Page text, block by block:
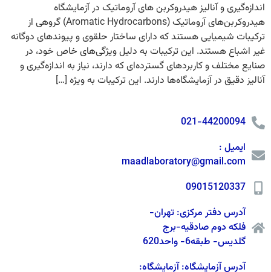
اندازه‌گیری و آنالیز هیدروکربن های آروماتیک در آزمایشگاه
هیدروکربن‌های آروماتیک (Aromatic Hydrocarbons) گروهی از
ترکیبات شیمیایی هستند که دارای ساختار حلقوی و پیوندهای دوگانه
غیر اشباع هستند. این ترکیبات به دلیل ویژگی‌های خاص خود، در
صنایع مختلف و کاربردهای گسترده‌ای که دارند، نیاز به اندازه‌گیری و
آنالیز دقیق در آزمایشگاه‌ها دارند. این ترکیبات به ویژه […]
021-44200094
ایمیل :
maadlaboratory@gmail.com
09015120337
آدرس دفتر مرکزی: تهران-
فلکه دوم صادقیه-برج
گلدیس- طبقه6- واحد620
آدرس آزمایشگاه: آزمایشگاه: